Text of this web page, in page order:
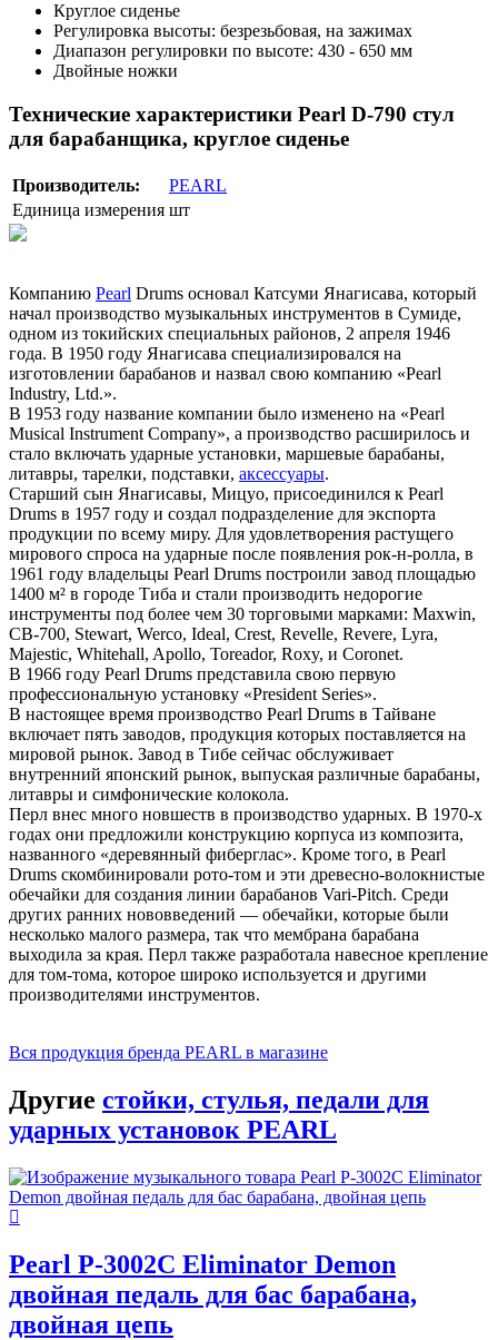
Круглое сиденье
Регулировка высоты: безрезьбовая, на зажимах
Диапазон регулировки по высоте: 430 - 650 мм
Двойные ножки
Технические характеристики Pearl D-790 стул
для барабанщика, круглое сиденье
Производитель:
PEARL
Единица измерения шт
Компанию Pearl Drums основал Катсуми Янагисава, который
начал производство музыкальных инструментов в Сумиде,
одном из токийских специальных районов, 2 апреля 1946
года. В 1950 году Янагисава специализировался на
изготовлении барабанов и назвал свою компанию «Pearl
Industry, Ltd.».
В 1953 году название компании было изменено на «Pearl
Musical Instrument Company», а производство расширилось и
стало включать ударные установки, маршевые барабаны,
литавры, тарелки, подставки, аксессуары.
Старший сын Янагисавы, Мицуо, присоединился к Pearl
Drums в 1957 году и создал подразделение для экспорта
продукции по всему миру. Для удовлетворения растущего
мирового спроса на ударные после появления рок-н-ролла, в
1961 году владельцы Pearl Drums построили завод площадью
1400 м² в городе Тиба и стали производить недорогие
инструменты под более чем 30 торговыми марками: Maxwin,
CB-700, Stewart, Werco, Ideal, Crest, Revelle, Revere, Lyra,
Majestic, Whitehall, Apollo, Toreador, Roxy, и Coronet.
В 1966 году Pearl Drums представила свою первую
профессиональную установку «President Series».
В настоящее время производство Pearl Drums в Тайване
включает пять заводов, продукция которых поставляется на
мировой рынок. Завод в Тибе сейчас обслуживает
внутренний японский рынок, выпуская различные барабаны,
литавры и симфонические колокола.
Перл внес много новшеств в производство ударных. В 1970-х
годах они предложили конструкцию корпуса из композита,
названного «деревянный фиберглас». Кроме того, в Pearl
Drums скомбинировали рото-том и эти древесно-волокнистые
обечайки для создания линии барабанов Vari-Pitch. Среди
других ранних нововведений — обечайки, которые были
несколько малого размера, так что мембрана барабана
выходила за края. Перл также разработала навесное крепление
для том-тома, которое широко используется и другими
производителями инструментов.
Вся продукция бренда PEARL в магазине
Другие стойки, стулья, педали для
ударных установок PEARL
Pearl P-3002C Eliminator Demon
двойная педаль для бас барабана,
двойная цепь